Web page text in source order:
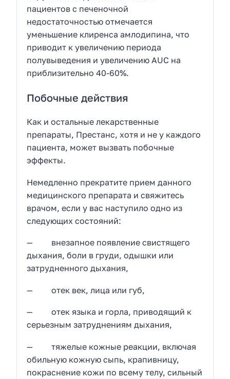
пациентов с печеночной
недостаточностью отмечается
уменьшение клиренса амлодипина, что
приводит к увеличению периода
полувыведения и увеличению AUC на
приблизительно 40-60%.
Побочные действия
Как и остальные лекарственные
препараты, Престанс, хотя и не у каждого
пациента, может вызвать побочные
эффекты.
Немедленно прекратите прием данного
медицинского препарата и свяжитесь
врачом, если у вас наступило одно из
следующих состояний:
— внезапное появление свистящего
дыхания, боли в груди, одышки или
затрудненного дыхания,
— отек век, лица или губ,
— отек языка и горла, приводящий к
серьезным затруднениям дыхания,
— тяжелые кожные реакции, включая
обильную кожную сыпь, крапивницу,
покраснение кожи по всему телу, сильный